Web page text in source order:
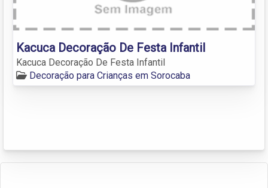
Kacuca Decoração De Festa Infantil
Kacuca Decoração De Festa Infantil
Decoração para Crianças em Sorocaba